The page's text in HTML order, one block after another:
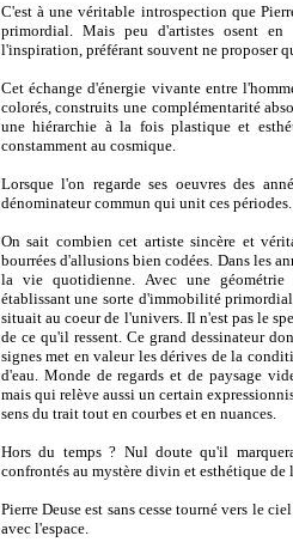
C'est à une véritable introspection que
primordial. Mais peu d'artistes osent
l'inspiration, préférant souvent ne proposer
Cet échange d'énergie vivante entre
colorés, construits une complémentarité
une hiérarchie à la fois plastique et
constamment au cosmique.
Lorsque l'on regarde ses oeuvres des
dénominateur commun qui unit ces périodes.
On sait combien cet artiste sincère et
bourrées d'allusions bien codées. Dans les
la vie quotidienne. Avec une géométrie
établissant une sorte d'immobilité
situait au coeur de l'univers. Il n'est pas le
de ce qu'il ressent. Ce grand dessinateur
signes met en valeur les dérives de la
d'eau. Monde de regards et de paysage
mais qui relève aussi un certain
sens du trait tout en courbes et en nuances.
Hors du temps ? Nul doute qu'il
confrontés au mystère divin et esthétique de
Pierre Deuse est sans cesse tourné vers le
avec l'espace.